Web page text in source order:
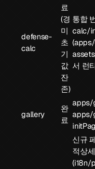
defense-
calc
료
(경
미
초
기
값
잔
존)
통합
calc/
(
서 런
gallery
완
료
apps/
apps/
신규
적상
(i18n/